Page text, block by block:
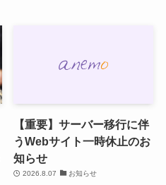
【重要】サーバー移行に伴
うWebサイト一時休止のお
知らせ
2026.8.07 お知らせ